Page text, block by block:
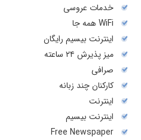
خدمات عروسی
WiFi همه جا
اینترنت بیسیم رایگان
میز پذیرش ۲۴ ساعته
صرافی
کارکنان چند زبانه
اینترنت
اینترنت بیسیم
Free Newspaper